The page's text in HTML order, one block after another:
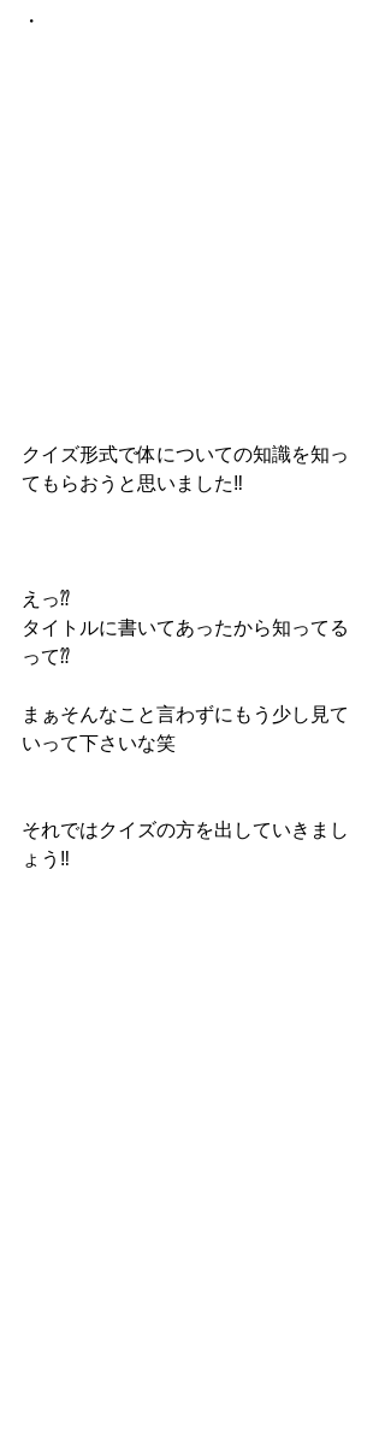
・
クイズ形式で体についての知識を知っ
てもらおうと思いました‼︎
えっ⁇
タイトルに書いてあったから知ってる
って⁇
まぁそんなこと言わずにもう少し見て
いって下さいな笑
それではクイズの方を出していきまし
ょう‼︎